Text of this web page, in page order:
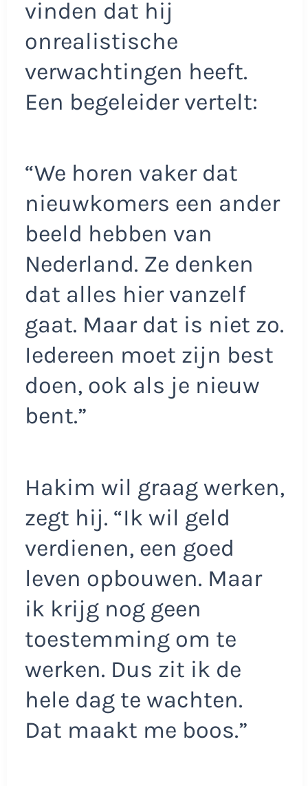
vinden dat hij
onrealistische
verwachtingen heeft.
Een begeleider vertelt:
“We horen vaker dat
nieuwkomers een ander
beeld hebben van
Nederland. Ze denken
dat alles hier vanzelf
gaat. Maar dat is niet zo.
Iedereen moet zijn best
doen, ook als je nieuw
bent.”
Hakim wil graag werken,
zegt hij. “Ik wil geld
verdienen, een goed
leven opbouwen. Maar
ik krijg nog geen
toestemming om te
werken. Dus zit ik de
hele dag te wachten.
Dat maakt me boos.”